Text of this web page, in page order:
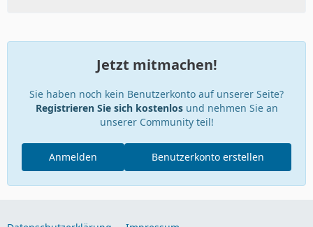
Jetzt mitmachen!
Sie haben noch kein Benutzerkonto auf unserer Seite?
Registrieren Sie sich kostenlosund nehmen Sie an
unserer Community teil!
Benutzerkonto erstellen
Anmelden